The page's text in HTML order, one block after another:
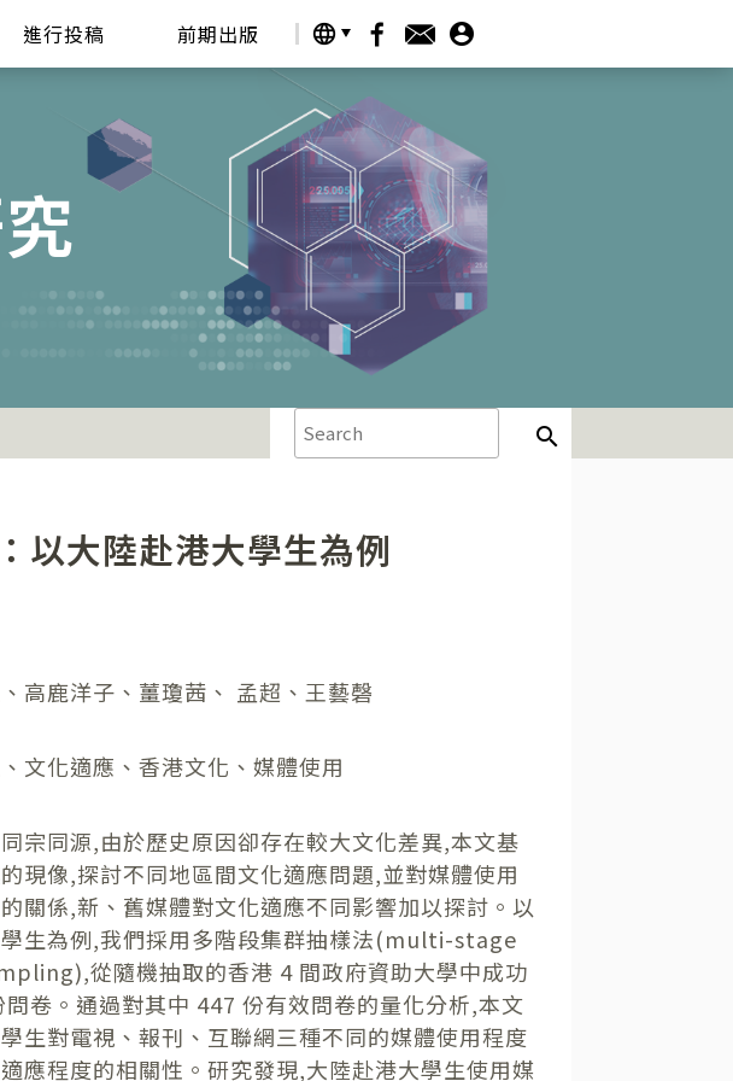
進行投稿 前期出版 language account_circle
search
以大陸赴港大學生為例
高鹿洋子、薑瓊茜、 孟超、王藝磬
文化適應、香港文化、媒體使用
宗同源,由於歷史原因卻存在較大文化差異,本文基
現像,探討不同地區間文化適應問題,並對媒體使用
關係,新、舊媒體對文化適應不同影響加以探討。以
生為例,我們採用多階段集群抽樣法(multi-stage
從隨機抽取的香港 4 間政府資助大學中成功
卷。通過對其中 447 份有效問卷的量化分析,本文
生對電視、報刊、互聯網三種不同的媒體使用程度
應程度的相關性。研究發現,大陸赴港大學生使用媒